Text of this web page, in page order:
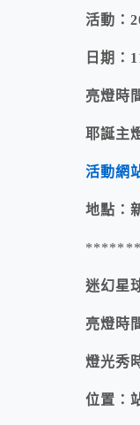
活動：
日期：
亮燈時
耶誕主
活動網
地點：
迷幻星
亮燈時
燈光秀
位置：